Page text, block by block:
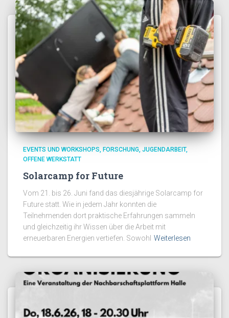
EVENTS UND WORKSHOPS FORSCHUNG JUGENDARBEIT
OFFENE WERKSTATT
Solarcamp for Future
Vom 21. bis 26. Juni fand das diesjährige Solarcamp for
Future statt. Wie in jedem Jahr konnten die
Teilnehmenden dort praktische Erfahrungen sammeln
und gleichzeitig ihr Wissen über die Arbeit mit
erneuerbaren Energien vertiefen. Sowohl Weiterlesen